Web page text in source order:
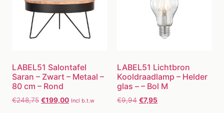
LABEL51 Salontafel
Saran – Zwart – Metaal –
80 cm – Rond
€248,75 €199,00 Incl b.t.w
LABEL51 Lichtbron
Kooldraadlamp – Helder
glas – – Bol M
€9,94 €7,95